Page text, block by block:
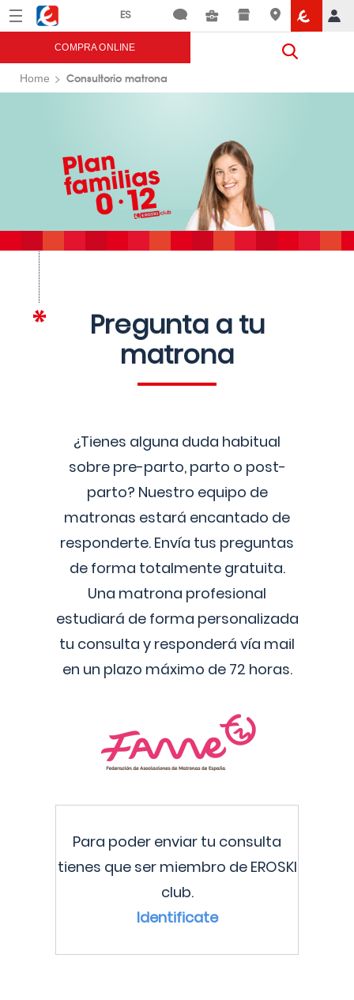
Menú Eroski
COMPRA ONLINE
Home Consultorio matrona
Pregunta a tu
matrona
¿Tienes alguna duda habitual
sobre pre-parto, parto o post-
parto? Nuestro equipo de
matronas estará encantado de
responderte. Envía tus preguntas
de forma totalmente gratuita.
Una matrona profesional
estudiará de forma personalizada
tu consulta y responderá vía mail
en un plazo máximo de 72 horas.
Para poder enviar tu consulta
tienes que ser miembro de EROSKI
club.
Identificate